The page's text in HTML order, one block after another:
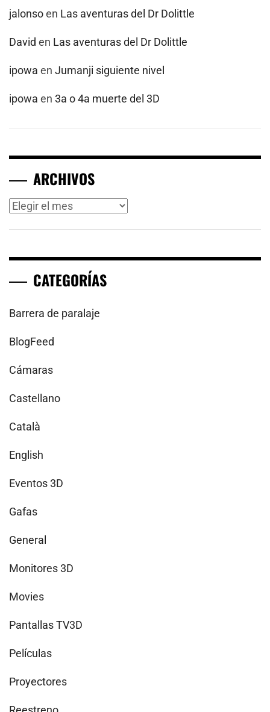
jalonsoen Las aventuras del Dr Dolittle
David en Las aventuras del Dr Dolittle
ipowa en Jumanji siguiente nivel
ipowa en 3a o 4a muerte del 3D
ARCHIVOS
Archivos
CATEGORÍAS
Barrera de paralaje
BlogFeed
Cámaras
Castellano
Català
English
Eventos 3D
Gafas
General
Monitores 3D
Movies
Pantallas TV3D
Películas
Proyectores